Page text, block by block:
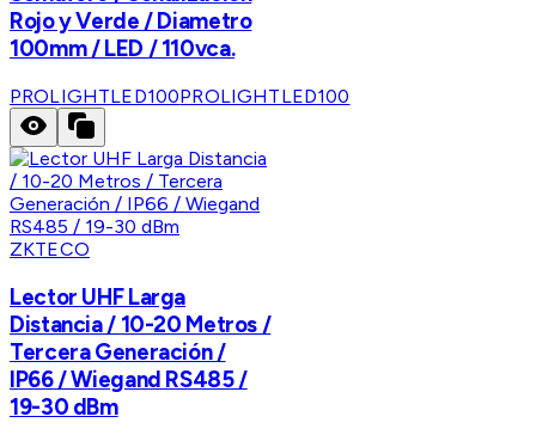
Rojo y Verde / Diametro
100mm / LED / 110vca.
PROLIGHTLED100PROLIGHTLED100
ZKTECO
Lector UHF Larga
Distancia / 10-20 Metros /
Tercera Generación /
IP66 / Wiegand RS485 /
19-30 dBm